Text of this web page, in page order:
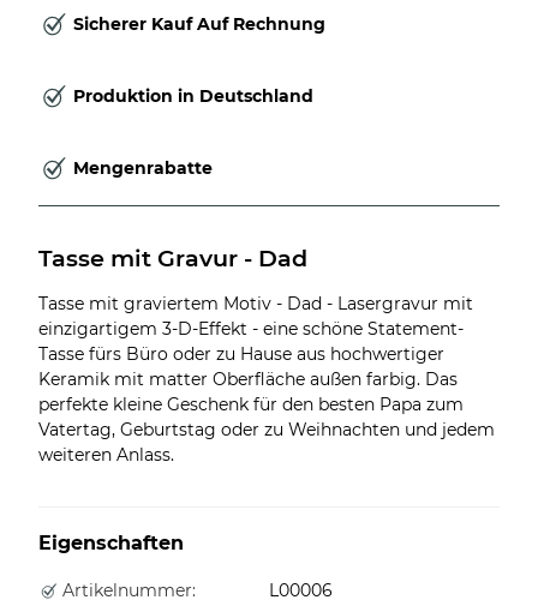
Sicherer Kauf Auf Rechnung
Produktion in Deutschland
Mengenrabatte
Tasse mit Gravur - Dad
Tasse mit graviertem Motiv - Dad - Lasergravur mit
einzigartigem 3-D-Effekt - eine schöne Statement-
Tasse fürs Büro oder zu Hause aus hochwertiger
Keramik mit matter Oberfläche außen farbig. Das
perfekte kleine Geschenk für den besten Papa zum
Vatertag, Geburtstag oder zu Weihnachten und jedem
weiteren Anlass.
Eigenschaften
Artikelnummer: L00006